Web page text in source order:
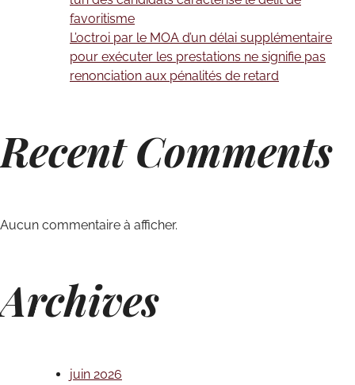
favoritisme
L’octroi par le MOA d’un délai supplémentaire
pour exécuter les prestations ne signifie pas
renonciation aux pénalités de retard
Recent Comments
Aucun commentaire à afficher.
Archives
juin 2026